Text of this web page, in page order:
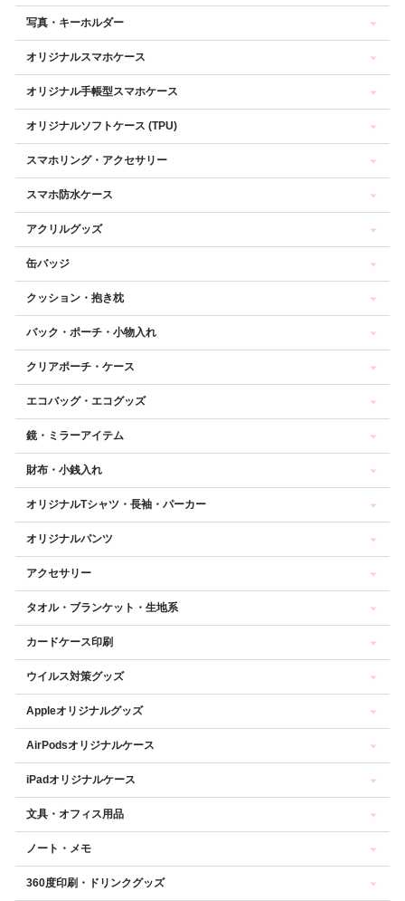
写真・キーホルダー
オリジナルスマホケース
オリジナル手帳型スマホケース
オリジナルソフトケース (TPU)
スマホリング・アクセサリー
スマホ防水ケース
アクリルグッズ
缶バッジ
クッション・抱き枕
バック・ポーチ・小物入れ
クリアポーチ・ケース
エコバッグ・エコグッズ
鏡・ミラーアイテム
財布・小銭入れ
オリジナルTシャツ・長袖・パーカー
オリジナルパンツ
アクセサリー
タオル・ブランケット・生地系
カードケース印刷
ウイルス対策グッズ
Appleオリジナルグッズ
AirPodsオリジナルケース
iPadオリジナルケース
文具・オフィス用品
ノート・メモ
360度印刷・ドリンクグッズ